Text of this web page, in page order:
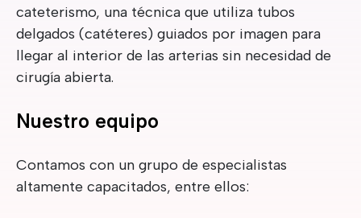
cateterismo, una técnica que utiliza tubos
delgados (catéteres) guiados por imagen para
llegar al interior de las arterias sin necesidad de
cirugía abierta.
Nuestro equipo
Contamos con un grupo de especialistas
altamente capacitados, entre ellos: